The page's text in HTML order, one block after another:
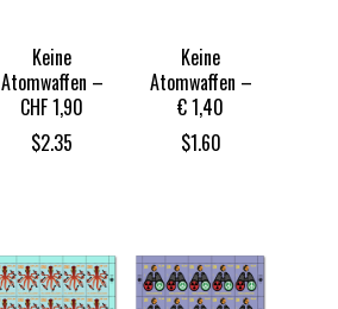
Keine
Atomwaffen –
CHF 1,90
$2.35
Keine
Atomwaffen –
€ 1,40
$1.60